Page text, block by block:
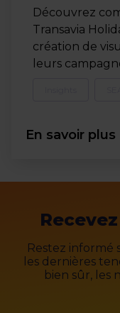
Découvrez
Transavia
création de
leurs
En savoir plus
Restez informé
les dernières
bien sûr, les